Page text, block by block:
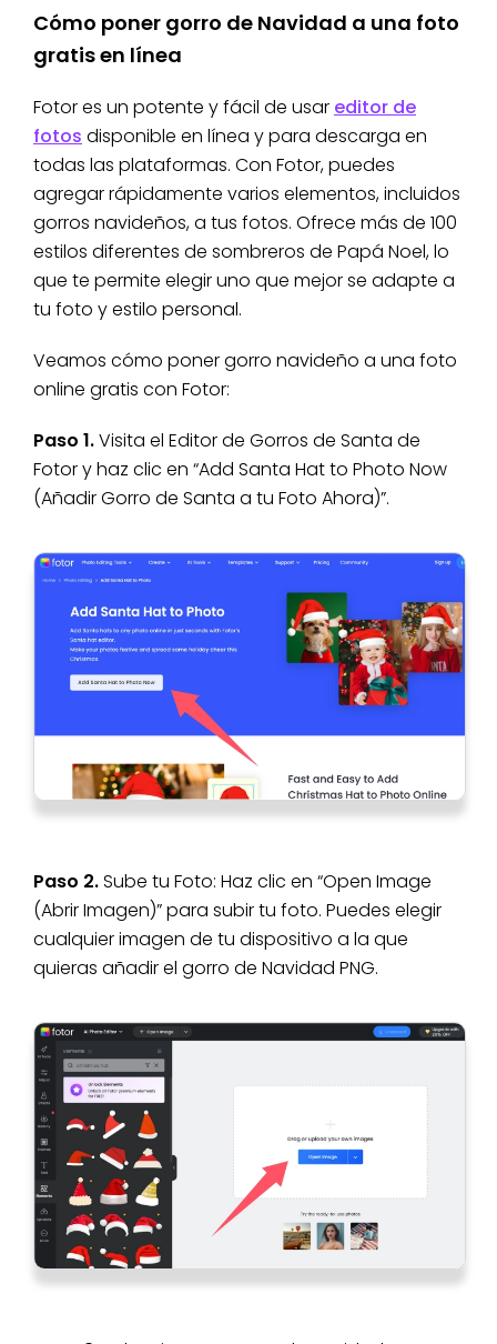
Cómo poner gorro de Navidad a una foto
gratis en línea
Fotor es un potente y fácil de usar editor de
fotos disponible en línea y para descarga en
todas las plataformas. Con Fotor, puedes
agregar rápidamente varios elementos, incluidos
gorros navideños, a tus fotos. Ofrece más de 100
estilos diferentes de sombreros de Papá Noel, lo
que te permite elegir uno que mejor se adapte a
tu foto y estilo personal.
Veamos cómo poner gorro navideño a una foto
online gratis con Fotor:
Paso 1.Visita el Editor de Gorros de Santa de
Fotor y haz clic en “Add Santa Hat to Photo Now
(Añadir Gorro de Santa a tu Foto Ahora)”.
Paso 2.Sube tu Foto: Haz clic en “Open Image
(Abrir Imagen)” para subir tu foto. Puedes elegir
cualquier imagen de tu dispositivo a la que
quieras añadir el gorro de Navidad PNG.